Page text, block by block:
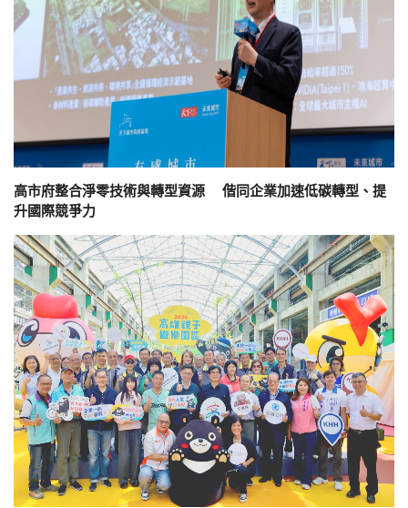
高市府整合淨零技術與轉型資源 偕同企業加速低碳轉型、提
升國際競爭力